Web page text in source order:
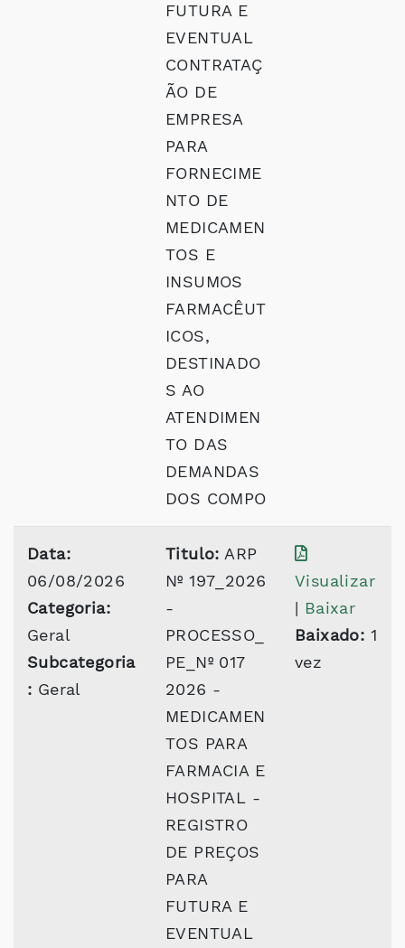
FUTURA E
EVENTUAL
CONTRATAÇ
ÃO DE
EMPRESA
PARA
FORNECIME
NTO DE
MEDICAMEN
TOS E
INSUMOS
FARMACÊUT
ICOS,
DESTINADO
S AO
ATENDIMEN
TO DAS
DEMANDAS
DOS COMPO
Data:
06/08/2026
Categoria:
Geral
Subcategoria
: Geral
Titulo: ARP
Nº 197_2026
-
PROCESSO_
PE_Nº 017
2026 -
MEDICAMEN
TOS PARA
FARMACIA E
HOSPITAL -
REGISTRO
DE PREÇOS
PARA
FUTURA E
EVENTUAL
Visualizar
| Baixar
Baixado: 1
vez